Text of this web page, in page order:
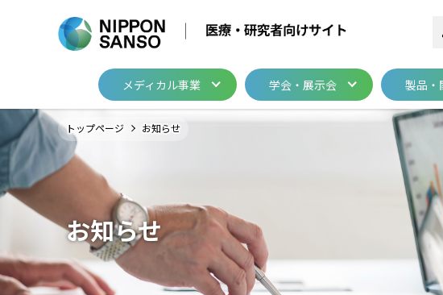
メディカル事業
メディカル事業
医療ガスパイピングシステム
グループ関係会社
学会・展示会
学会・展示会
医療ガス／医療機器／在宅医療関
製品・
製品・関連情報
医療ガスパイピングシステム
カタログ・資料請求
医療用ガス
開発・サポート
メディカル・テクニカル・サービ
ログインはこちら
トップページ お知らせ
お知らせ